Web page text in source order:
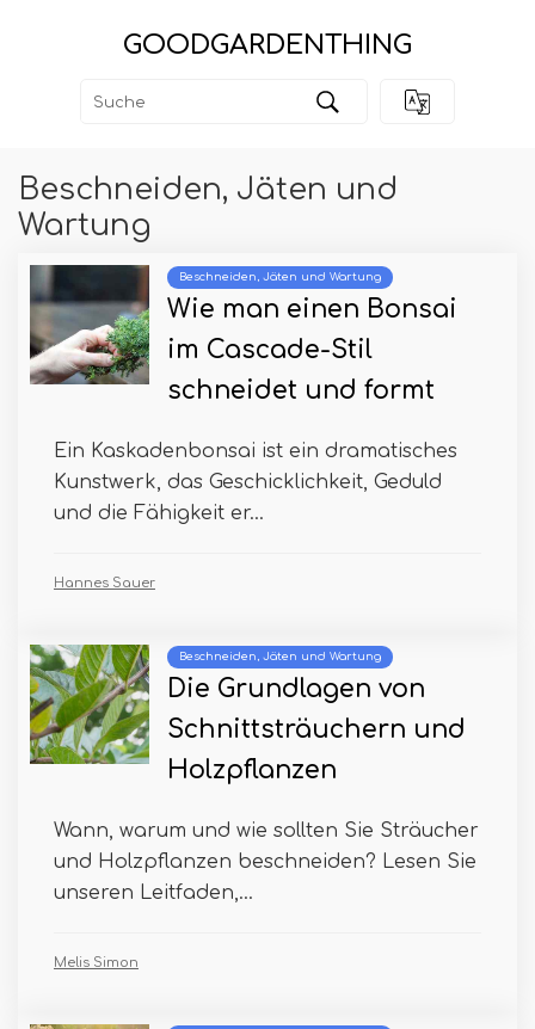
GOODGARDENTHING
Beschneiden, Jäten und
Wartung
Beschneiden, Jäten und Wartung
Wie man einen Bonsai
im Cascade-Stil
schneidet und formt
Ein Kaskadenbonsai ist ein dramatisches
Kunstwerk, das Geschicklichkeit, Geduld
und die Fähigkeit er...
Hannes Sauer
Beschneiden, Jäten und Wartung
Die Grundlagen von
Schnittsträuchern und
Holzpflanzen
Wann, warum und wie sollten Sie Sträucher
und Holzpflanzen beschneiden? Lesen Sie
unseren Leitfaden,...
Melis Simon